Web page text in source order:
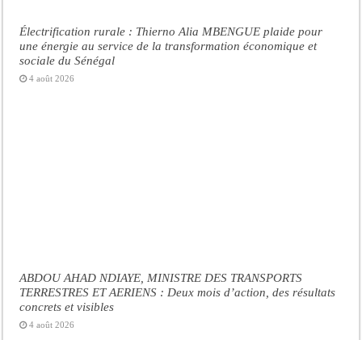
Électrification rurale : Thierno Alia MBENGUE plaide pour
une énergie au service de la transformation économique et
sociale du Sénégal
4 août 2026
ABDOU AHAD NDIAYE, MINISTRE DES TRANSPORTS
TERRESTRES ET AERIENS : Deux mois d’action, des résultats
concrets et visibles
4 août 2026